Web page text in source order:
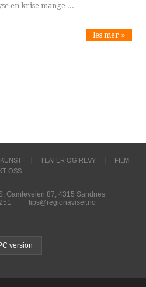
en krise mange ...
les mer »
KUNST TEATER OG REVY
FILM
OSS
Gamleveien 87, 4315 Sandnes
tips@regionaviser.no
version